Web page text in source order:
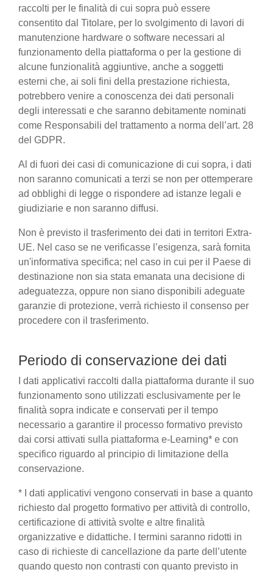
raccolti per le finalità di cui sopra può essere
consentito dal Titolare, per lo svolgimento di lavori di
manutenzione hardware o software necessari al
funzionamento della piattaforma o per la gestione di
alcune funzionalità aggiuntive, anche a soggetti
esterni che, ai soli fini della prestazione richiesta,
potrebbero venire a conoscenza dei dati personali
degli interessati e che saranno debitamente nominati
come Responsabili del trattamento a norma dell’art. 28
del GDPR.
Al di fuori dei casi di comunicazione di cui sopra, i dati
non saranno comunicati a terzi se non per ottemperare
ad obblighi di legge o rispondere ad istanze legali e
giudiziarie e non saranno diffusi.
Non è previsto il trasferimento dei dati in territori Extra-
UE. Nel caso se ne verificasse l’esigenza, sarà fornita
un'informativa specifica; nel caso in cui per il Paese di
destinazione non sia stata emanata una decisione di
adeguatezza, oppure non siano disponibili adeguate
garanzie di protezione, verrà richiesto il consenso per
procedere con il trasferimento.
Periodo di conservazione dei dati
I dati applicativi raccolti dalla piattaforma durante il suo
funzionamento sono utilizzati esclusivamente per le
finalità sopra indicate e conservati per il tempo
necessario a garantire il processo formativo previsto
dai corsi attivati sulla piattaforma e-Learning* e con
specifico riguardo al principio di limitazione della
conservazione.
* I dati applicativi vengono conservati in base a quanto
richiesto dal progetto formativo per attività di controllo,
certificazione di attività svolte e altre finalità
organizzative e didattiche. I termini saranno ridotti in
caso di richieste di cancellazione da parte dell’utente
quando questo non contrasti con quanto previsto in